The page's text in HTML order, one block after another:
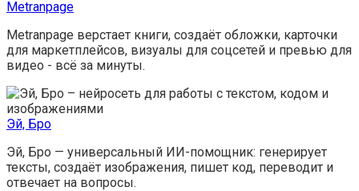
Metranpage
Metranpage верстает книги, создаёт обложки, карточки
для маркетплейсов, визуалы для соцсетей и превью для
видео - всё за минуты.
Эй, Бро
Эй, Бро — универсальный ИИ-помощник: генерирует
тексты, создаёт изображения, пишет код, переводит и
отвечает на вопросы.